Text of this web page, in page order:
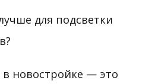
новостройке — это